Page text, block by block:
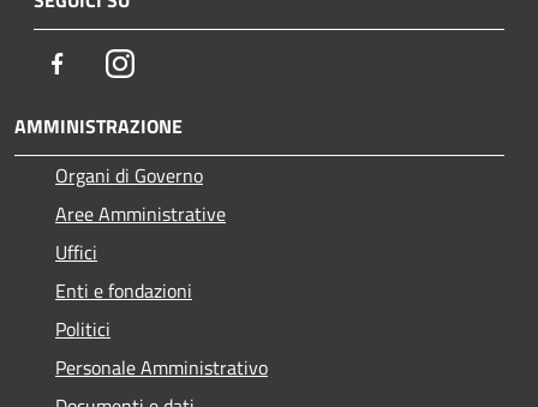
FacebookInstagram
AMMINISTRAZIONE
Organi di Governo
Aree Amministrative
Uffici
Enti e fondazioni
Politici
Personale Amministrativo